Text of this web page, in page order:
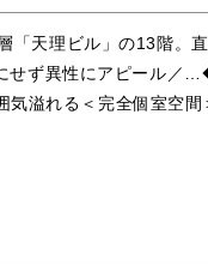
層「天理ビル」の13
異性にアピール／
溢れる＜完全個室空